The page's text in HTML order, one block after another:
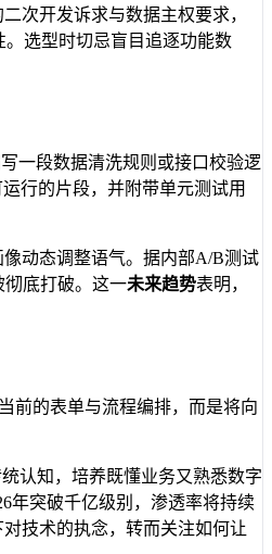
次开发诉求与数据主权要求，
选型时切忌盲目追逐功能数
一段数据清洗规则或接口校验逻
行的片段，并附带单元测试用
动态调整语气。据内部A/B测试
彻底打破。这一未来趋势表明，
前的表单与流程编排，而是将向
认知，培养既懂业务又熟悉数字
年突破千亿级别，渗透率将持续
技术的执念，转而关注如何让